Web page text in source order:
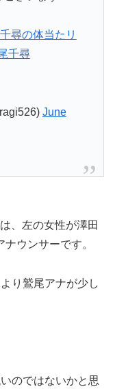
尋の体当たリ
千尋
June
、左の女性が澤田
ウンサーです。
り鷲尾アナが少し
のではないかと思